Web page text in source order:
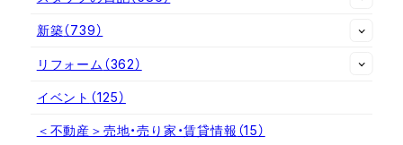
新築（739）
リフォーム （362）
イベント （125）
＜不動産＞売地・売り家・賃貸情報 （15）